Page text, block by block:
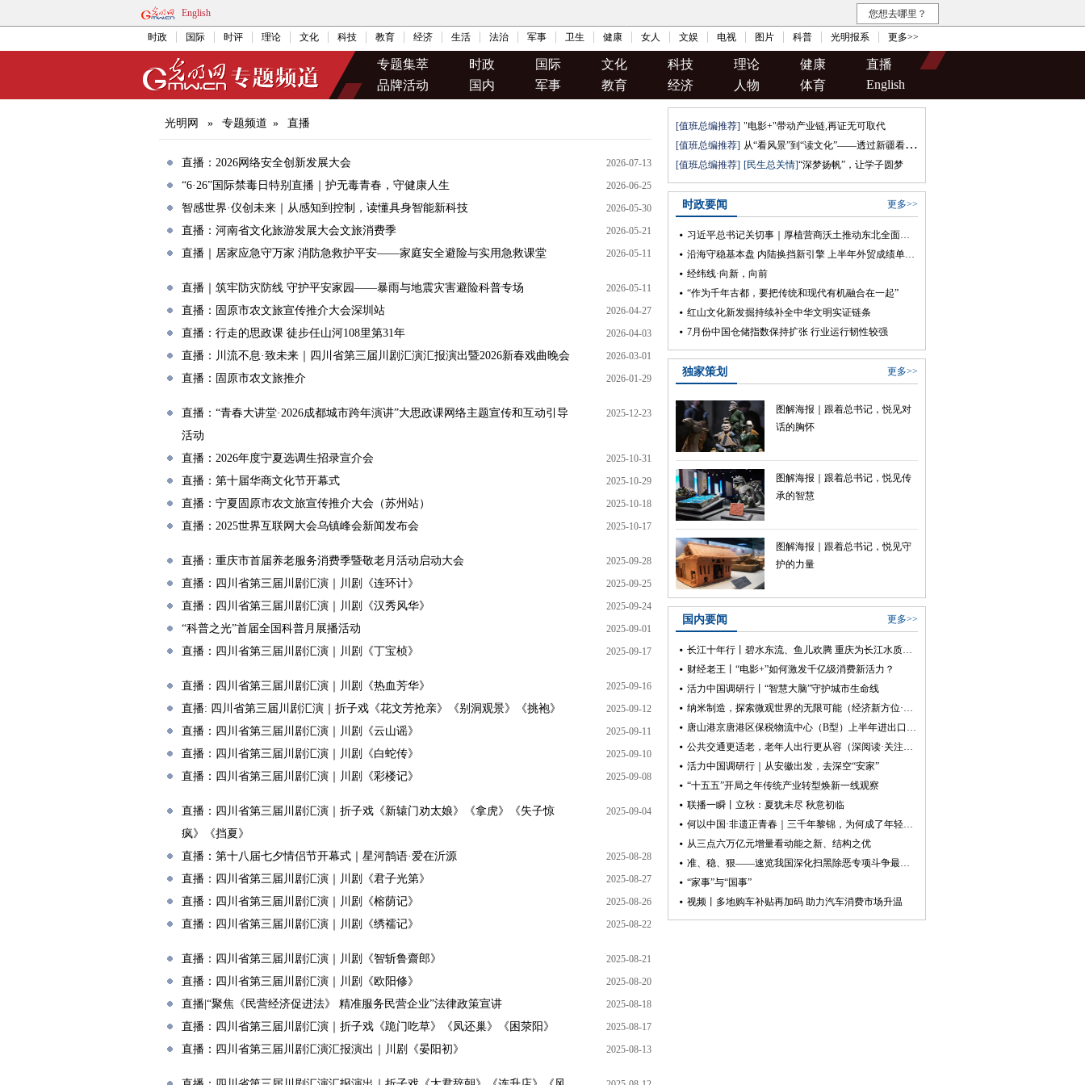
English 您想去哪里？
时政 国际 时评 理论 文化 科技 教育 经济 生活 法治 军事 卫生 健康 女人 文娱 电视 图片 科普 光明报系 更多>>
专题集萃 时政 国际 文化 科技 理论 健康
直播
品牌活动
国内 军事 教育 经济 人物 体育 English
光明网 » 专题频道 » 直播
直播：2026网络安全创新发展大会 2026-07-13
“6·26”国际禁毒日特别直播｜护无毒青春，守健康人生 2026-06-25
智感世界·仪创未来｜从感知到控制，读懂具身智能新科技 2026-05-30
直播：河南省文化旅游发展大会文旅消费季 2026-05-21
直播｜居家应急守万家 消防急救护平安——家庭安全避险与实用急救课堂 2026-05-11
直播｜筑牢防灾防线 守护平安家园——暴雨与地震灾害避险科普专场 2026-05-11
直播：固原市农文旅宣传推介大会深圳站 2026-04-27
直播：行走的思政课 徒步任山河108里第31年 2026-04-03
直播：川流不息·致未来｜四川省第三届川剧汇演汇报演出暨2026新春戏曲晚会 2026-03-01
直播：固原市农文旅推介 2026-01-29
直播：“青春大讲堂·2026成都城市跨年演讲”大思政课网络主题宣传和互动引导
活动
2025-12-23
直播：2026年度宁夏选调生招录宣介会 2025-10-31
直播：第十届华商文化节开幕式 2025-10-29
直播：宁夏固原市农文旅宣传推介大会（苏州站） 2025-10-18
直播：2025世界互联网大会乌镇峰会新闻发布会 2025-10-17
直播：重庆市首届养老服务消费季暨敬老月活动启动大会 2025-09-28
直播：四川省第三届川剧汇演｜川剧《连环计》 2025-09-25
直播：四川省第三届川剧汇演｜川剧《汉秀风华》 2025-09-24
“科普之光”首届全国科普月展播活动 2025-09-01
直播：四川省第三届川剧汇演｜川剧《丁宝桢》 2025-09-17
直播：四川省第三届川剧汇演｜川剧《热血芳华》 2025-09-16
直播: 四川省第三届川剧汇演｜折子戏《花文芳抢亲》《别洞观景》《挑袍》 2025-09-12
直播：四川省第三届川剧汇演｜川剧《云山谣》 2025-09-11
直播：四川省第三届川剧汇演｜川剧《白蛇传》 2025-09-10
直播：四川省第三届川剧汇演｜川剧《彩楼记》 2025-09-08
直播：四川省第三届川剧汇演｜折子戏《新辕门劝太娘》《拿虎》《失子惊
疯》《挡夏》
2025-09-04
直播：第十八届七夕情侣节开幕式｜星河鹊语·爱在沂源 2025-08-28
直播：四川省第三届川剧汇演｜川剧《君子光第》 2025-08-27
直播：四川省第三届川剧汇演｜川剧《榕荫记》 2025-08-26
直播：四川省第三届川剧汇演｜川剧《绣襦记》 2025-08-22
直播：四川省第三届川剧汇演｜川剧《智斩鲁齋郎》 2025-08-21
直播：四川省第三届川剧汇演｜川剧《欧阳修》 2025-08-20
直播|“聚焦《民营经济促进法》 精准服务民营企业”法律政策宣讲 2025-08-18
直播：四川省第三届川剧汇演｜折子戏《跪门吃草》《凤还巢》《困荥阳》 2025-08-17
直播：四川省第三届川剧汇演汇报演出｜川剧《晏阳初》 2025-08-13